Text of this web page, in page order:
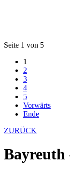
Seite 1 von 5
1
2
3
4
5
Vorwärts
Ende
ZURÜCK